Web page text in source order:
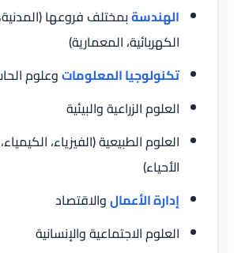
الهندسةبمختلف فروعها
الكهربائية، المعمارية)
تكنولوجيا المعلوماتوعلوم
العلوم الزراعية والبيئية
العلوم الطبيعية (الفيزياء،
الأحياء)
إدارة الأعمالوالاقتصاد
العلوم الاجتماعية والإنسانية